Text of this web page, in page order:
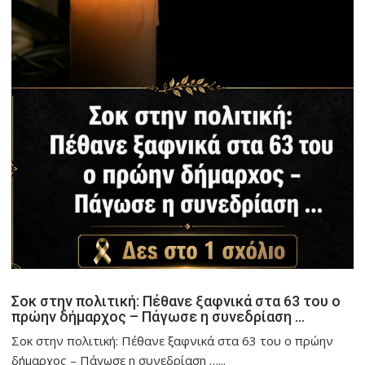
Σοκ στην πολιτική: Πέθανε ξαφνικά στα 63 του ο
πρώην δήμαρχος – Πάγωσε η συνεδρίαση …
Σοκ στην πολιτική: Πέθανε ξαφνικά στα 63 του ο πρώην
δήμαρχος – Πάγωσε η συνεδρίαση …...